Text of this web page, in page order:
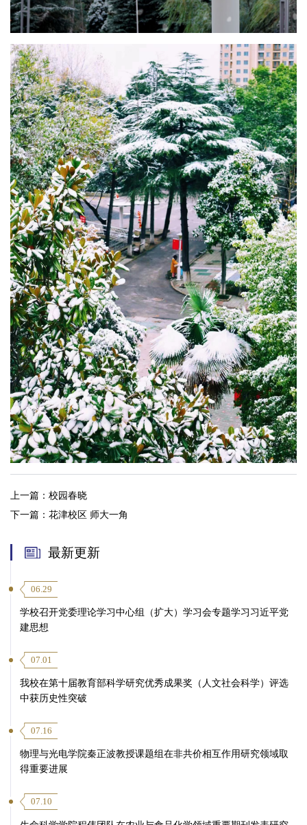
上一篇： 校园春晓
下一篇： 花津校区 师大一角
最新更新
06.29
学校召开党委理论学习中心组（扩大）学习会专题学习习近平党
建思想
07.01
我校在第十届教育部科学研究优秀成果奖（人文社会科学）评选
中获历史性突破
07.16
物理与光电学院秦正波教授课题组在非共价相互作用研究领域取
得重要进展
07.10